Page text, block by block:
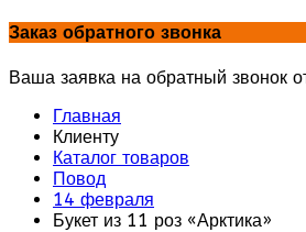
Заказ обратного звонка
Ваша заявка на обратный звонок
Главная
Клиенту
Каталог товаров
Повод
14 февраля
Букет из 11 роз «Арктика»